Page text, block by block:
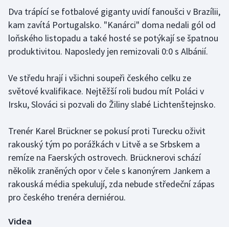
Dva trápící se fotbalové giganty uvidí fanoušci v Brazílii,
kam zavítá Portugalsko. "Kanárci" doma nedali gól od
loňského listopadu a také hosté se potýkají se špatnou
produktivitou. Naposledy jen remizovali 0:0 s Albánií.
Ve středu hrají i všichni soupeři českého celku ze
světové kvalifikace. Nejtěžší roli budou mít Poláci v
Irsku, Slováci si pozvali do Žiliny slabé Lichtenštejnsko.
Trenér Karel Brückner se pokusí proti Turecku oživit
rakouský tým po porážkách v Litvě a se Srbskem a
remíze na Faerských ostrovech. Brücknerovi schází
několik zraněných opor v čele s kanonýrem Jankem a
rakouská média spekulují, zda nebude středeční zápas
pro českého trenéra derniérou.
Videa